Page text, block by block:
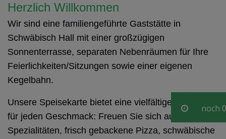
noch
Herzlich Willkommen
Wir sind eine familiengeführte Gaststätte in
Schwäbisch Hall mit einer großzügigen
Sonnenterrasse, separaten Nebenräumen für Ihre
Feierlichkeiten/Sitzungen sowie einer eigenen
Kegelbahn.
Unsere Speisekarte bietet eine vielfältige Auswahl
für jeden Geschmack: Freuen Sie sich auf indische
Spezialitäten, frisch gebackene Pizza, schwäbische